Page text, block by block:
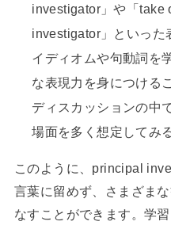
investigator」や「take
investigator」といった
イディオムや句動詞を
な表現力を身につける
ディスカッションの中
場面を多く想定してみ
このように、principal
言葉に留めず、さまざま
なすことができます。学